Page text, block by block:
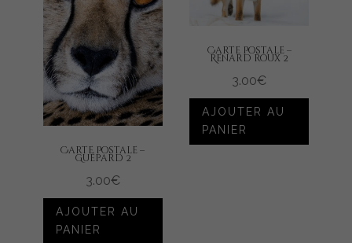
Carte Postale –
Guépard 2
3.00€
AJOUTER AU
PANIER
Carte Postale –
Renard roux 2
3.00€
AJOUTER AU
PANIER